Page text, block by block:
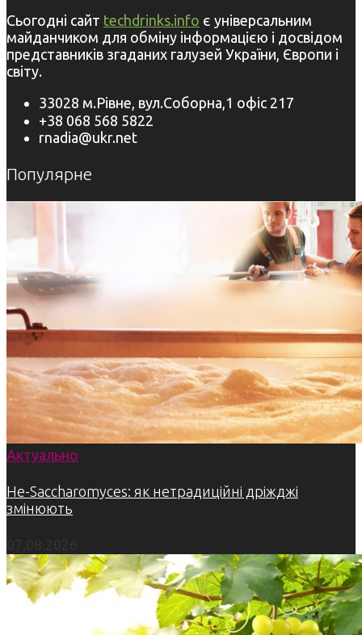
Сьогодні сайт techdrinks.info є універсальним
майданчиком для обміну інформацією і досвідом
представників згаданих галузей України, Європи і
світу.
33028 м.Рівне, вул.Соборна,1 офіс 217
+38 068 568 5822
rnadia@ukr.net
Популярне
Актуально
Не-Saccharomyces: як нетрадиційні дріжджі
змінюють